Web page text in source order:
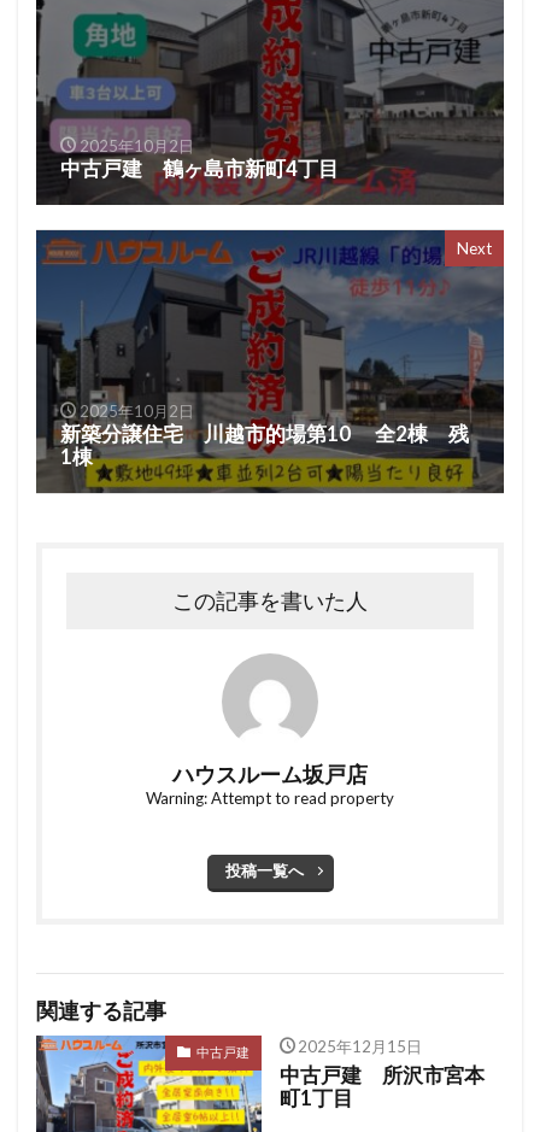
2025年10月2日
中古戸建 鶴ヶ島市新町4丁目
Next
2025年10月2日
新築分譲住宅 川越市的場第10 全2棟 残
1棟
この記事を書いた人
ハウスルーム坂戸店
Warning: Attempt to read property
投稿一覧へ
関連する記事
中古戸建 2025年12月15日
中古戸建 所沢市宮本
町1丁目